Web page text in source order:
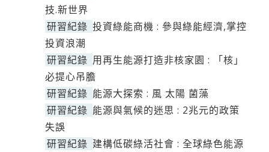
技.新世界
研習紀錄 投資綠能商機 : 參與綠能經濟,掌控
投資浪潮
研習紀錄 用再生能源打造非核家園 : 「核」
必提心吊膽
研習紀錄 能源大探索 : 風 太陽 菌藻
研習紀錄 能源與氣候的迷思 : 2兆元的政策
失誤
研習紀錄 建構低碳綠活社會 : 全球綠色能源